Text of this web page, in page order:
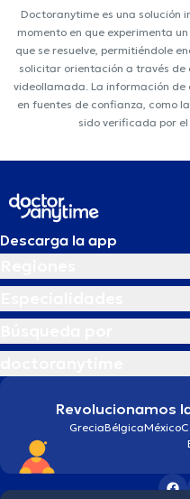
Doctoranytime es una solución
momento en que experimenta
que se resuelve, permitiéndole
solicitar orientación a través
videollamada. La información
en fuentes de confianza, como
sido verificada por
Descarga la app
Revolucionamos
GreciaBélgicaMéxico